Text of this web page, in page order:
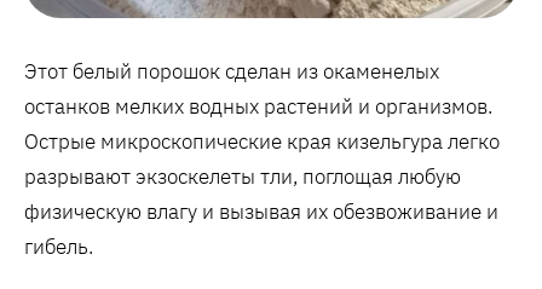
Этот белый порошок сделан из окаменелых
останков мелких водных растений и организмов.
Острые микроскопические края кизельгура легко
разрывают экзоскелеты тли, поглощая любую
физическую влагу и вызывая их обезвоживание и
гибель.